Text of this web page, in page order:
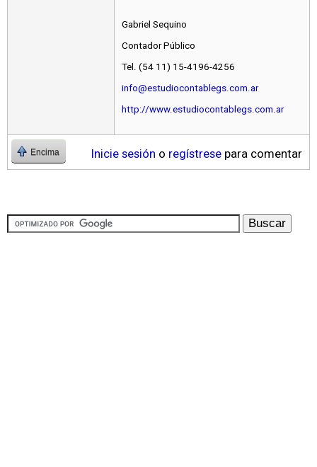
Gabriel Sequino
Contador Público
Tel. (54 11) 15-4196-4256
info@estudiocontablegs.com.ar
http://www.estudiocontablegs.com.ar
Encima Inicie sesión o regístrese para comentar